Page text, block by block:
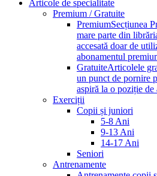
Articole de specialitate
Premium / Gratuite
PremiumSecțiunea
mare parte din
accesată doar de
abonamentul
GratuiteArticolele
un punct de pornire
aspiră la o poziție de
Exerciții
Copii și juniori
5-8 Ani
9-13 Ani
14-17 Ani
Seniori
Antrenamente